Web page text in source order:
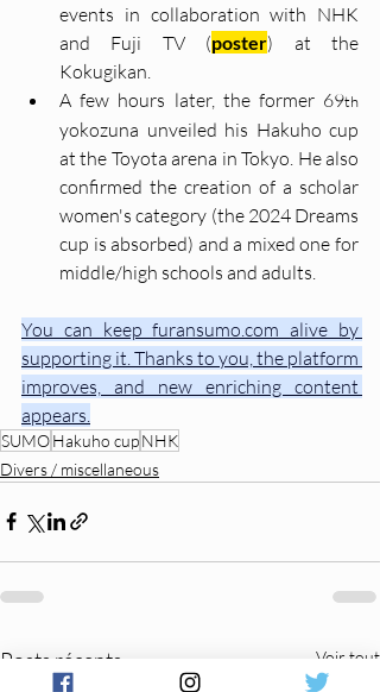
events in collaboration with NHK
and Fuji TV (poster) at the
Kokugikan.
A few hours later, the former 69th
yokozuna unveiled his Hakuho cup
at the Toyota arena in Tokyo. He also
confirmed the creation of a scholar
women's category (the 2024 Dreams
cup is absorbed) and a mixed one for
middle/high schools and adults.
You can keep furansumo.com alive by
supporting it. Thanks to you, the platform
improves, and new enriching content
appears.
SUMOHakuho cupNHK
Divers / miscellaneous
Posts récents Voir tout